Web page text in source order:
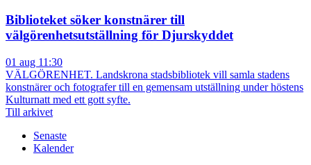
Biblioteket söker konstnärer till
välgörenhetsutställning för Djurskyddet
01 aug 11:30
VÄLGÖRENHET. Landskrona stadsbibliotek vill samla stadens
konstnärer och fotografer till en gemensam utställning under höstens
Kulturnatt med ett gott syfte.
Till arkivet
Senaste
Kalender